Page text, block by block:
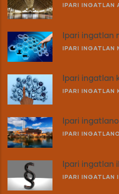
IPARI INGATLAN
Ipari ingatlan
IPARI INGATLAN
Ipari ingatlan
IPARI INGATLAN
Ipari
IPARI
Ipari ingatlan
IPARI INGATLAN